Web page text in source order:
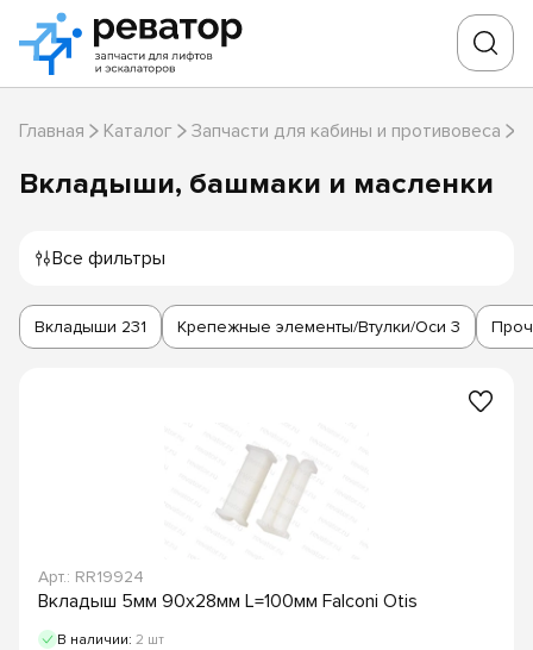
Главная Каталог Запчасти для кабины и противовеса
Вкладыши, башмаки и масленки
Все фильтры
Вкладыши 231 Крепежные элементы/Втулки/Оси 3
Арт.: RR19924
Вкладыш 5мм 90х28мм L=100мм Falconi Otis
В наличии: 2 шт